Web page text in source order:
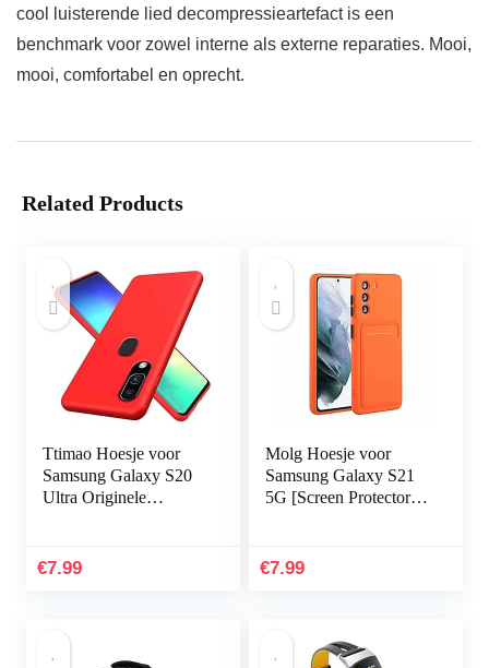
cool luisterende lied decompressieartefact is een
benchmark voor zowel interne als externe reparaties. Mooi,
mooi, comfortabel en oprecht.
Related Products
Ttimao Hoesje voor
Samsung Galaxy S20
Ultra Originele
Protector Shock
€7.99
Molg Hoesje voor
Samsung Galaxy S21
5G [Screen Protector]
Proof
€7.99